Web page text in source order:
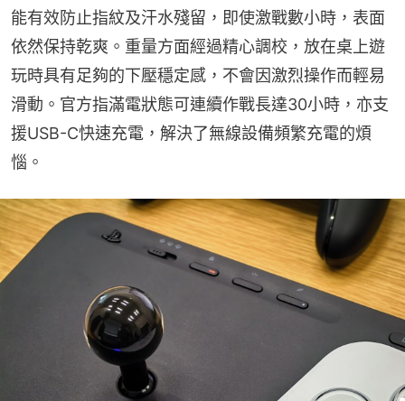
能有效防止指紋及汗水殘留，即使激戰數小時，表面
依然保持乾爽。重量方面經過精心調校，放在桌上遊
玩時具有足夠的下壓穩定感，不會因激烈操作而輕易
滑動。官方指滿電狀態可連續作戰長達30小時，亦支
援USB-C快速充電，解決了無線設備頻繁充電的煩
惱。